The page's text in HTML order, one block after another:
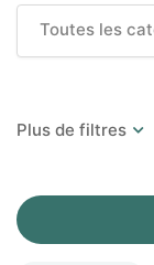
Toutes les